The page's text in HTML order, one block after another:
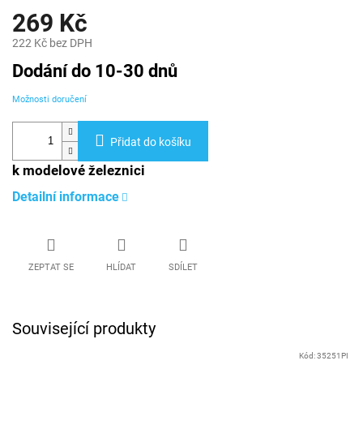
269 Kč
222 Kč bez DPH
Měrná
cena:
Dodání do 10-30 dnů
Možnosti doručení
Přidat do košíku
k modelové železnici
Detailní informace
ZEPTAT SE HLÍDAT SDÍLET
Související produkty
Kód:35251PI